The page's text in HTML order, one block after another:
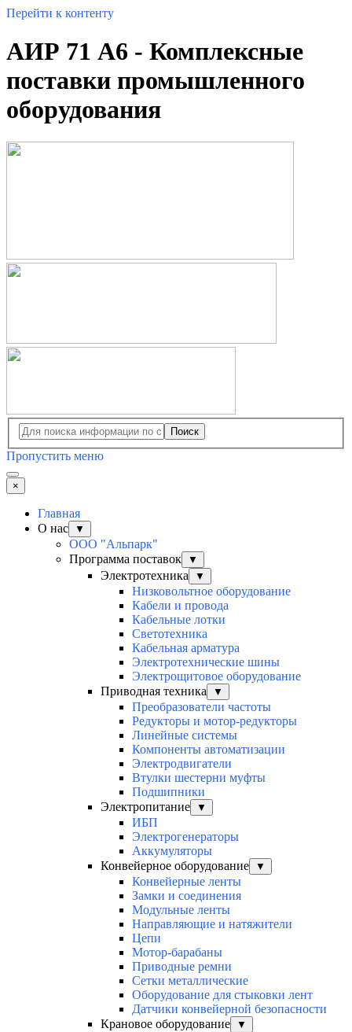
Перейти к контенту
АИР 71 А6 - Комплексные
поставки промышленного
оборудования
Поиск
Пропустить меню
×
Главная
О нас
▼
ООО "Альпарк"
Программа поставок
▼
Электротехника ▼
Низковольтное оборудование
Кабели и провода
Кабельные лотки
Светотехника
Кабельная арматура
Электротехнические шины
Электрощитовое оборудование
Приводная техника
▼
Преобразователи частоты
Редукторы и мотор-редукторы
Линейные системы
Компоненты автоматизации
Электродвигатели
Втулки шестерни муфты
Подшипники
Электропитание
▼
ИБП
Электрогенераторы
Аккумуляторы
Конвейерное оборудование
▼
Конвейерные ленты
Замки и соединения
Модульные ленты
Направляющие и натяжители
Цепи
Мотор-барабаны
Приводные ремни
Сетки металлические
Оборудование для стыковки лент
Датчики конвейерной безопасности
Крановое оборудование
▼